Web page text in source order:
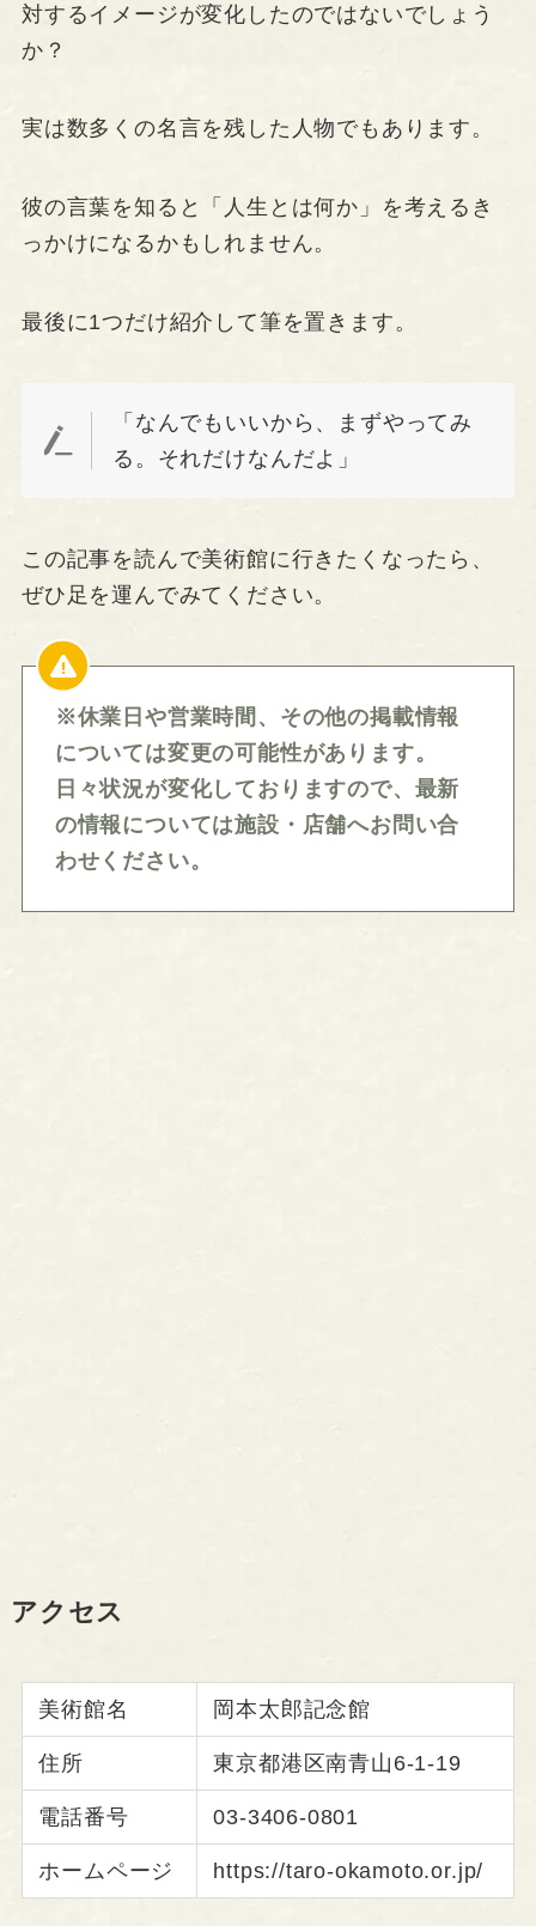
対するイメージが変化したのではないでしょう
か？
実は数多くの名言を残した人物でもあります。
彼の言葉を知ると「人生とは何か」を考えるき
っかけになるかもしれません。
最後に1つだけ紹介して筆を置きます。
「なんでもいいから、まずやってみ
る。それだけなんだよ」
この記事を読んで美術館に行きたくなったら、
ぜひ足を運んでみてください。
※休業日や営業時間、その他の掲載情報
については変更の可能性があります。
日々状況が変化しておりますので、最新
の情報については施設・店舗へお問い合
わせください。
アクセス
美術館名 岡本太郎記念館
住所 東京都港区南青山6-1-19
電話番号 03-3406-0801
ホームページ https://taro-okamoto.or.jp/